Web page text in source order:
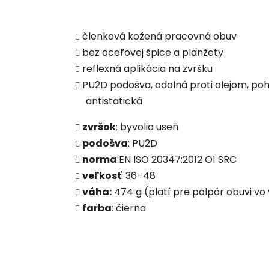
členková kožená pracovná obuv
bez oceľovej špice a planžety
reflexná aplikácia na zvršku
PU2D podošva, odolná proti olejom,
antistatická
zvršok: byvolia useň
podošva: PU2D
norma:EN ISO 20347:2012 O1 SRC
veľkosť: 36–48
váha: 474 g (platí pre polpár obuvi
farba: čierna